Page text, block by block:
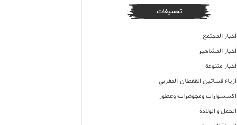
تصنيفات
أخبار المجتمع
أخبار المشاهير
أخبار متنوعة
ازياء فساتين القفطان المغربي
اكسسوارات ومجوهرات وعطور
الحمل و الولادة